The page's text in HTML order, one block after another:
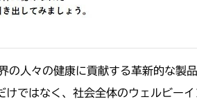
健康に貢献する革新的な製品
ではなく、社会全体のウェルビー